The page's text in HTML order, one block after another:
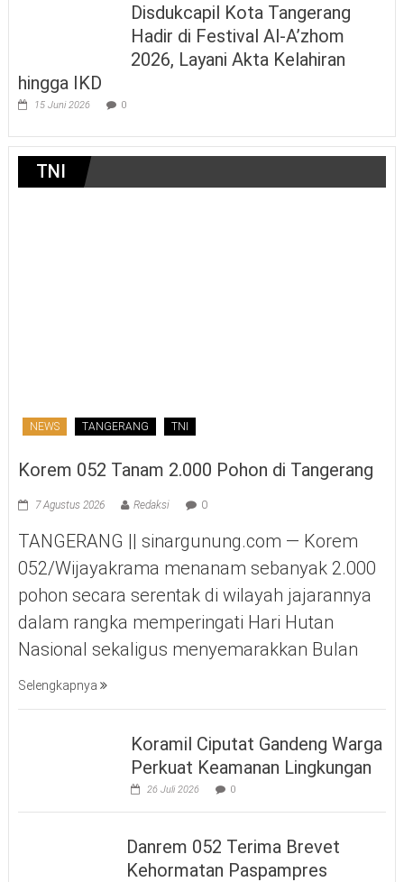
Disdukcapil Kota Tangerang
Hadir di Festival Al-A’zhom
2026, Layani Akta Kelahiran
hingga IKD
15 Juni 2026 0
TNI
NEWS TANGERANG TNI
Korem 052 Tanam 2.000 Pohon di Tangerang
7 Agustus 2026 Redaksi 0
TANGERANG || sinargunung.com — Korem
052/Wijayakrama menanam sebanyak 2.000
pohon secara serentak di wilayah jajarannya
dalam rangka memperingati Hari Hutan
Nasional sekaligus menyemarakkan Bulan
Selengkapnya
Koramil Ciputat Gandeng Warga
Perkuat Keamanan Lingkungan
26 Juli 2026 0
Danrem 052 Terima Brevet
Kehormatan Paspampres